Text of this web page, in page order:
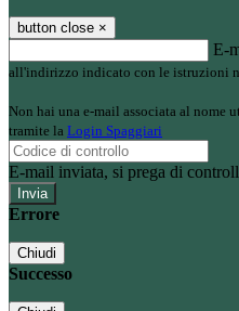
button close ×
E-
all'indirizzo indicato con le istruzioni
Non hai una e-mail associata al nome
tramite la Login Spaggiari
E-mail inviata, si prega di
Errore
Chiudi
Successo